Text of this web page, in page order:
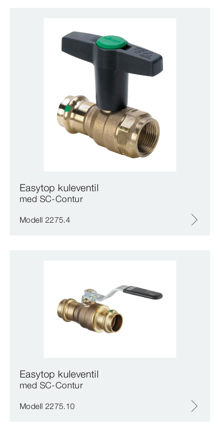
Easytop kuleventil
med SC‑Contur
Modell 2275.4
Easytop kuleventil
med SC‑Contur
Modell 2275.10